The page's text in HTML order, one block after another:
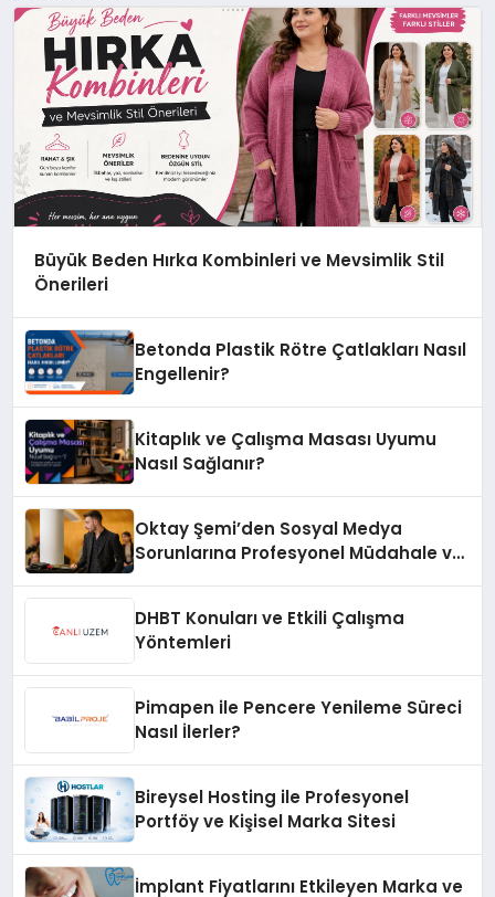
Büyük Beden Hırka Kombinleri ve Mevsimlik Stil
Önerileri
Betonda Plastik Rötre Çatlakları Nasıl
Engellenir?
Kitaplık ve Çalışma Masası Uyumu
Nasıl Sağlanır?
Oktay Şemi’den Sosyal Medya
Sorunlarına Profesyonel Müdahale ve
DHBT Konuları ve Etkili Çalışma
Yöntemleri
Pimapen ile Pencere Yenileme Süreci
Nasıl İlerler?
Bireysel Hosting ile Profesyonel
Portföy ve Kişisel Marka Sitesi
İmplant Fiyatlarını Etkileyen Marka ve